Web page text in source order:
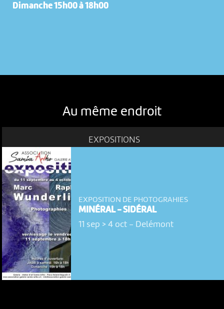
NOUS UTILISONS DES COOKIES
En poursuivant votre navigation sur le culturoscoPe site vous
consentez à l’utilisation de cookies. Les cookies nous
Dimanche 15h00 à 18h00
Au même endroit
EXPOSITIONS
EXPOSITION DE PHOTOGRAHIES
MINÉRAL - SIDÉRAL
11 sep > 4 oct - Delémont